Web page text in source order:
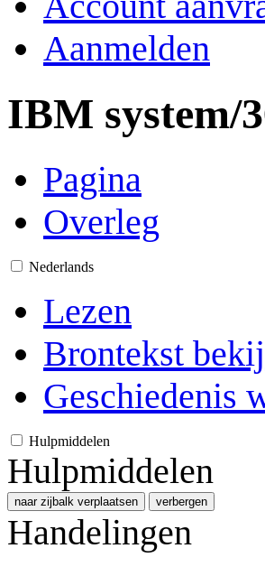
Aanmelden
IBM system/
Pagina
Overleg
Nederlands
Lezen
Brontekst
Geschiedenis
Hulpmiddelen
Hulpmiddelen
naar zijbalk verplaatsen verbergen
Handelingen